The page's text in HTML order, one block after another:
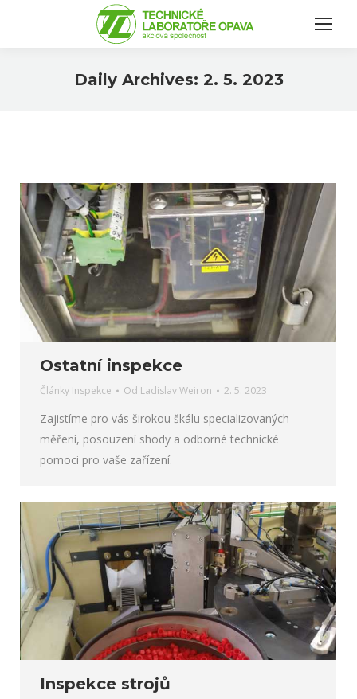
Daily Archives: 2. 5. 2023
Ostatní inspekce
Články Inspekce Od Ladislav Weiron 2. 5. 2023
Zajistíme pro vás širokou škálu specializovaných
měření, posouzení shody a odborné technické
pomoci pro vaše zařízení.
Inspekce strojů